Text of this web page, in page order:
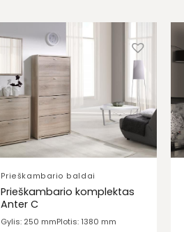
Prieškambario baldai
Prieškambario komplektas
Anter C
Gylis: 250 mmPlotis: 1380 mm